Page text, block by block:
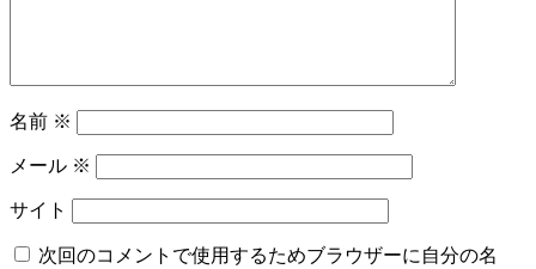
名前 ※
メール ※
サイト
次回のコメントで使用するためブラウザーに自分の名